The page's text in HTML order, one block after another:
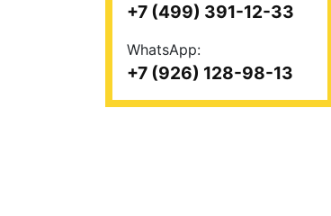
+7 (499) 391-12-33
WhatsApp:
+7 (926) 128-98-13